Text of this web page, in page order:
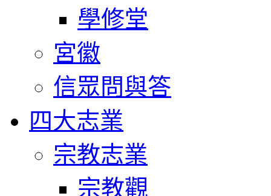
學修堂
宮徽
信眾問與答
四大志業
宗教志業
宗教觀